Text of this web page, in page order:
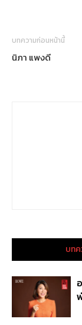
บทความก่อนหน้านี้
นิภา แพงดี
บทค